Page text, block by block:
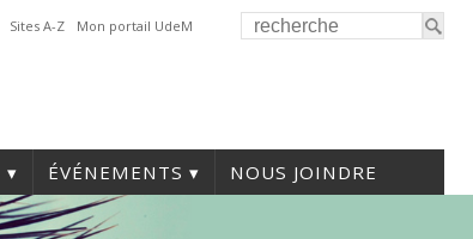
Sites A-Z Mon portail UdeM
ÉVÉNEMENTS NOUS JOINDRE